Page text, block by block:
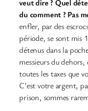
veut dire ?Quel
du comment ? Pas
enfler, par des
période, se sont mis
détenus dans la
messieurs du
toutes les taxes que
C’est votre argent,
prison, sommes